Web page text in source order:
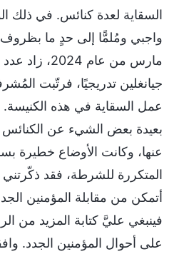
السقاية لعدة كنائس. في ذلك
واجبي ومُلمًّا إلى حدٍ ما بظروف
مارس من عام
جيانغلين تدريجيًا، فرتّبت
عمل السقاية في هذه الكنيسة.
بعيدة بعض الشيء عن الكنائس
عنها، وكانت الأوضاع خطيرة
المتكررة للشرطة، فقد ذكّرتني
أتمكن من مقابلة المؤمنين
فينبغي عليَّ كتابة المزيد من
على أحوال المؤمنين الجدد.